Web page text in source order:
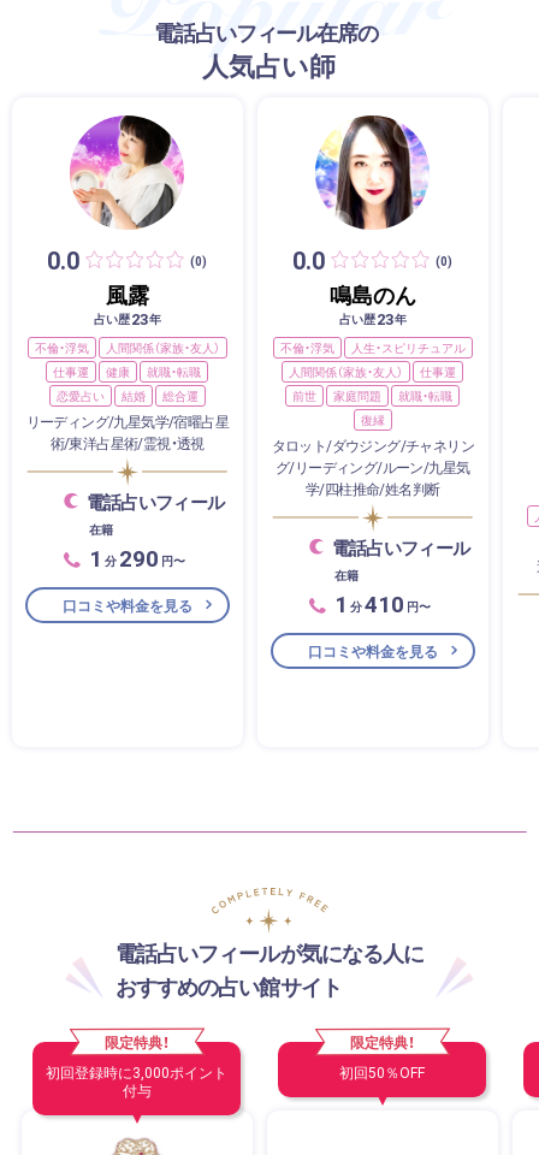
電話占いフィール在席の
人気占い師
0.0 (0)
風露
占い歴23年
不倫・浮気
人間関係（家族・友人）
仕事運
健康
就職・転職
恋愛占い
結婚 総合運
リーディング/九星気学/宿曜占星
術/東洋占星術/霊視・透視
電話占いフィール
在籍
1 分 290 円〜
口コミや料金を見る
0.0 (0)
鳴島のん
占い歴23年
不倫・浮気
人生・スピリチュアル
人間関係（家族・友人）
仕事運
前世
家庭問題
就職・転職
復縁
タロット/ダウジング/チャネリン
グ/リーディング/ルーン/九星気
学/四柱推命/姓名判断
電話占いフィール
在籍
1 分410 円〜
口コミや料金を見る
電話占いフィールが気になる人に
おすすめの占い館サイト
限定特典！
初回登録時に3,000ポイント
付与
限定特典！
初回50％OFF